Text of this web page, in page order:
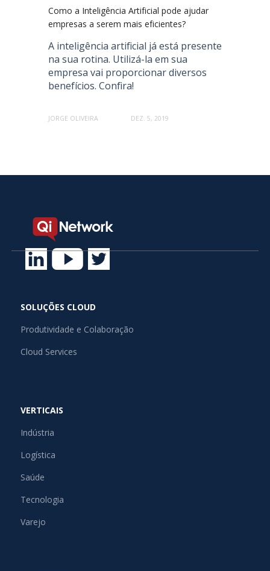
Como a Inteligência Artificial pode ajudar
empresas a serem mais eficientes?
A inteligência artificial já está presente
na sua rotina. Utilizá-la em sua
empresa vai proporcionar diversos
benefícios. Confira!
JORGE OLIVEIRA DEZ. 5, 2019
SOLUÇÕES CLOUD
Produtividade e Colaboração
Cloud Services
VERTICAIS
Indústria
Logística
Saúde
Tecnologia
Varejo